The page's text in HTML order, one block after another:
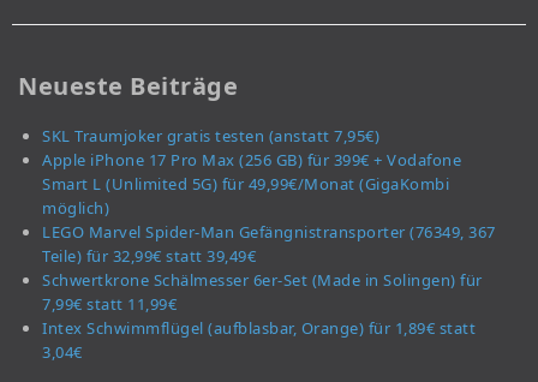
Neueste Beiträge
SKL Traumjoker gratis testen (anstatt 7,95€)
Apple iPhone 17 Pro Max (256 GB) für 399€ + Vodafone
Smart L (Unlimited 5G) für 49,99€/Monat (GigaKombi
möglich)
LEGO Marvel Spider-Man Gefängnistransporter (76349, 367
Teile) für 32,99€ statt 39,49€
Schwertkrone Schälmesser 6er-Set (Made in Solingen) für
7,99€ statt 11,99€
Intex Schwimmflügel (aufblasbar, Orange) für 1,89€ statt
3,04€